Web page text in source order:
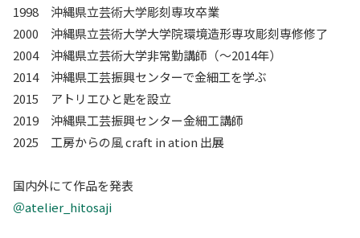
1998 沖縄県立芸術大学彫刻専攻卒業
2000 沖縄県立芸術大学大学院環境造形専攻彫刻専修修了
2004 沖縄県立芸術大学非常勤講師（〜2014年）
2014 沖縄県工芸振興センターで金細工を学ぶ
2015 アトリエひと匙を設立
2019 沖縄県工芸振興センター金細工講師
2025 工房からの風 craft in ation 出展
国内外にて作品を発表
＠atelier_hitosaji